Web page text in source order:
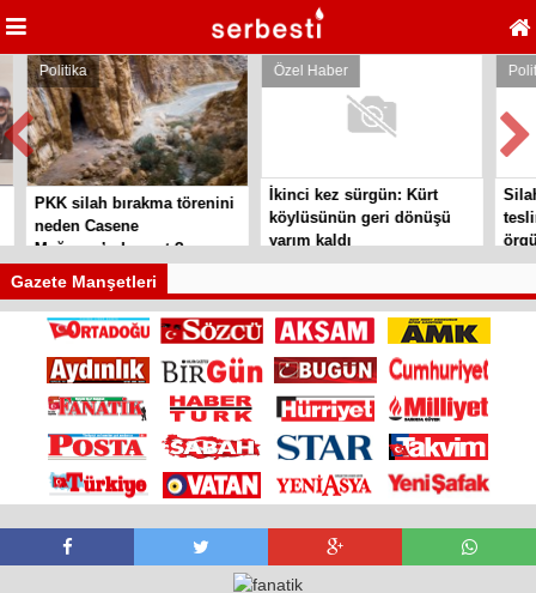
Politika
PKK silah bırakma törenini
neden Casene
Mağarası’nda yaptı?
Özel Haber
İkinci kez sürgün: Kürt
köylüsünün geri dönüşü
yarım kaldı
Gazete Manşetleri